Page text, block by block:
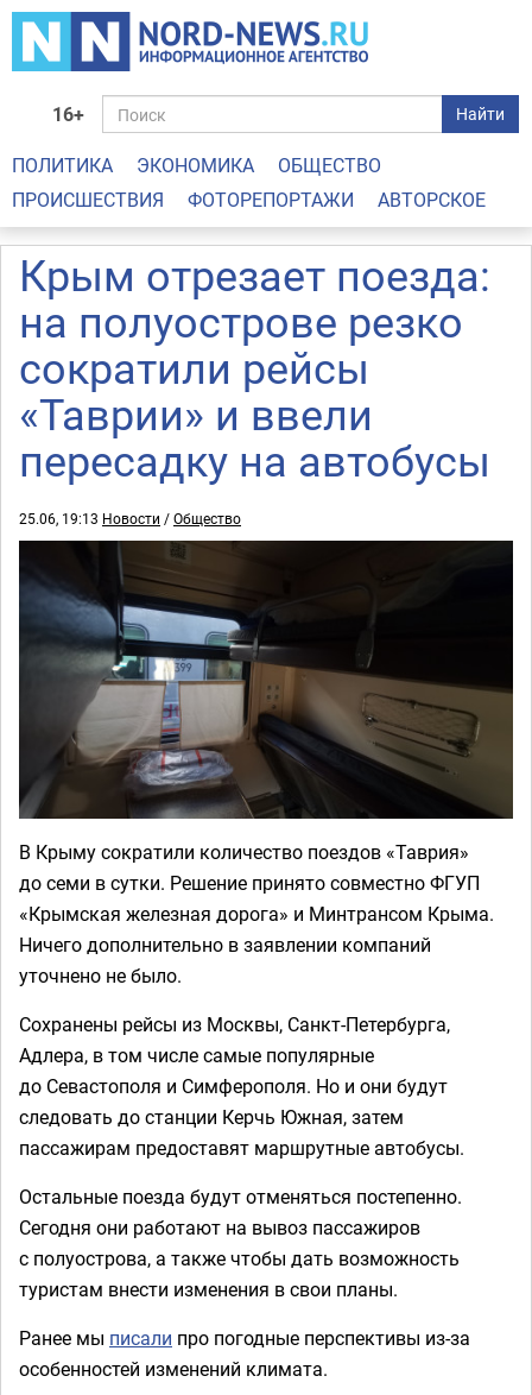
16+ Найти
ПОЛИТИКА ЭКОНОМИКА
ОБЩЕСТВО
ПРОИСШЕСТВИЯ
ФОТОРЕПОРТАЖИ АВТОРСКОЕ
Крым отрезает поезда:
на полуострове резко
сократили рейсы
«Таврии» и ввели
пересадку на автобусы
25.06, 19:13 Новости /Общество
В Крыму сократили количество поездов «Таврия»
до семи в сутки. Решение принято совместно ФГУП
«Крымская железная дорога» и Минтрансом Крыма.
Ничего дополнительно в заявлении компаний
уточнено не было.
Сохранены рейсы из Москвы, Санкт-Петербурга,
Адлера, в том числе самые популярные
до Севастополя и Симферополя. Но и они будут
следовать до станции Керчь Южная, затем
пассажирам предоставят маршрутные автобусы.
Остальные поезда будут отменяться постепенно.
Сегодня они работают на вывоз пассажиров
с полуострова, а также чтобы дать возможность
туристам внести изменения в свои планы.
Ранее мы писали про погодные перспективы из-за
особенностей изменений климата.